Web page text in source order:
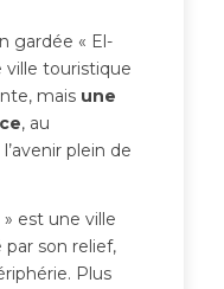
gardée « El-
ville touristique
mais une
, au
plein de
» est une ville
son relief,
Plus